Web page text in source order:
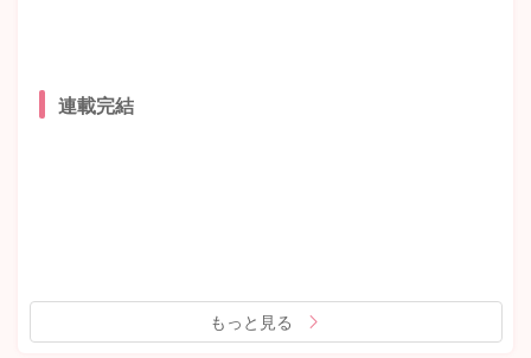
連載完結
もっと見る